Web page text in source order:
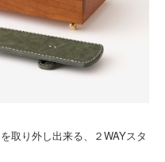
取り外し出来る、２WAYスタ